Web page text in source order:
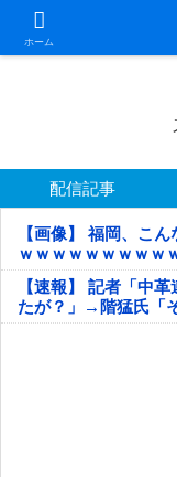
ホーム日本第一！ニ
配信記事
【画像】 福岡、こ
ｗｗｗｗｗｗｗｗｗ
ｗｗｗｗｗ
【速報】 記者「中
たが？」→階猛氏「